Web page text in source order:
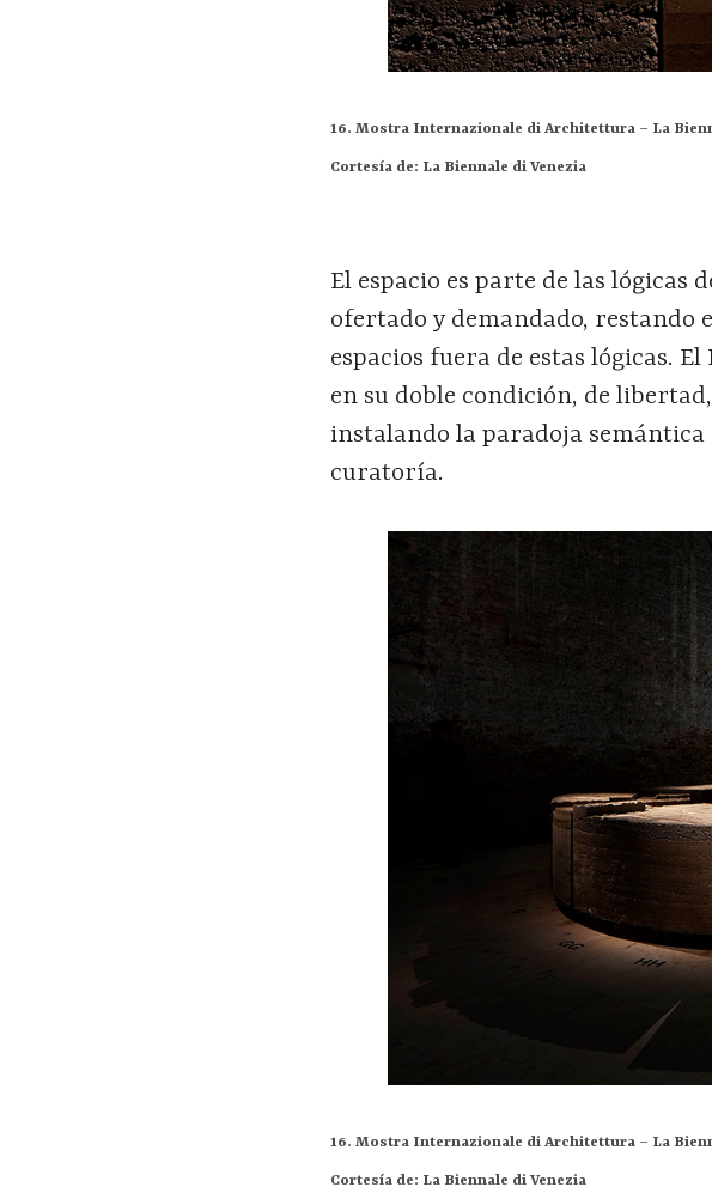
16. Mostra Internazionale di Architettura – La
Cortesía de: La Biennale di Venezia
El espacio es parte de las lógicas
ofertado y demandado, restando
espacios fuera de estas lógicas.
en su doble condición, de
instalando la paradoja
curatoría.
16. Mostra Internazionale di Architettura – La
Cortesía de: La Biennale di Venezia